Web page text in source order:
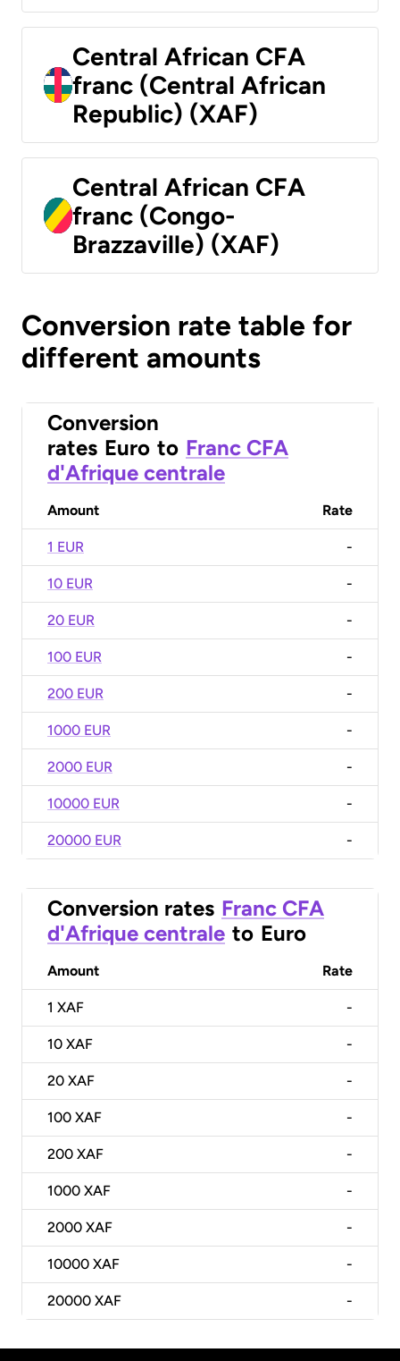
Central African CFA
franc (Central African
Republic) (XAF)
Central African CFA
franc (Congo-
Brazzaville) (XAF)
Conversion rate table for
different amounts
Conversion
rates Euro to Franc CFA
d'Afrique centrale
Amount Rate
1 EUR -
10 EUR -
20 EUR -
100 EUR -
200 EUR -
1000 EUR -
2000 EUR -
10000 EUR -
20000 EUR -
Conversion rates Franc CFA
d'Afrique centrale to Euro
Amount Rate
1 XAF -
10 XAF -
20 XAF -
100 XAF -
200 XAF -
1000 XAF -
2000 XAF -
10000 XAF -
20000 XAF -